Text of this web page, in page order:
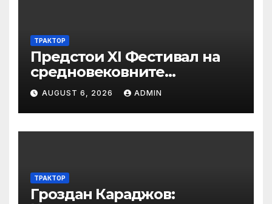
ТРАКТОР
Предстои XI Фестивал на
средновековните
традиции, бит и култура
„Калето
AUGUST 6, 2026 ADMIN
ТРАКТОР
Гроздан Караджов: